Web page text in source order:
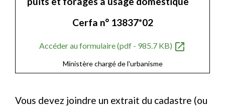
Cerfa n° 13837*02
Accéder au formulaire (pdf - 985.7 KB) open_in_new
Ministère chargé de l'urbanisme
Vous devez joindre un extrait du cadastre (ou